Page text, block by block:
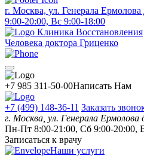
г. Москва, ул. Генерала Ермолова
9:00-20:00, Вс 9:00-18:00
Клиника Восстановления
Человека доктора Гриценко
+7 985 311-50-00Написать Нам
+7 (499) 148-36-11 Заказать
г. Москва, ул. Генерала Ермолова
Пн-Пт 8:00-21:00, Сб 9:00-20:00,
Записаться к врачу
Наши услуги